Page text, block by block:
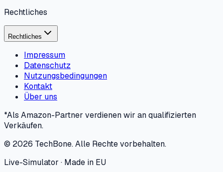
Rechtliches
Rechtliches
Impressum
Datenschutz
Nutzungsbedingungen
Kontakt
Über uns
*Als Amazon-Partner verdienen wir an qualifizierten
Verkäufen.
© 2026 TechBone.Alle Rechte vorbehalten.
Live-Simulator · Made in EU